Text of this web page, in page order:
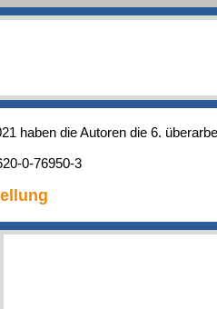
haben die Autoren die 6.
0-76950-3